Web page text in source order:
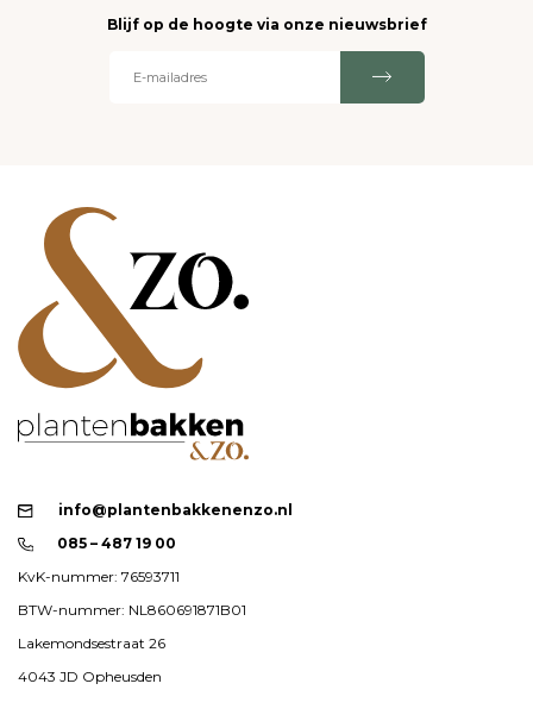
Blijf op de hoogte via onze nieuwsbrief
info@plantenbakkenenzo.nl
085 – 487 19 00
KvK-nummer: 76593711
BTW-nummer: NL860691871B01
Lakemondsestraat 26
4043 JD Opheusden